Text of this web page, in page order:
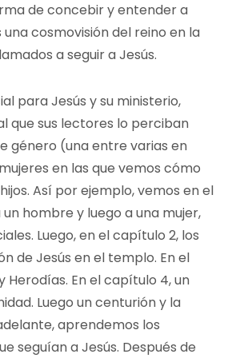
de concebir y entender a
cosmovisión del reino en la
a seguir a Jesús.
para Jesús y su ministerio,
que sus lectores lo perciban
género (una entre varias en
en las que vemos cómo
Así por ejemplo, vemos en el
hombre y luego a una mujer,
Luego, en el capítulo 2, los
de Jesús en el templo. En el
En el capítulo 4, un
Luego un centurión y la
aprendemos los
seguían a Jesús. Después de